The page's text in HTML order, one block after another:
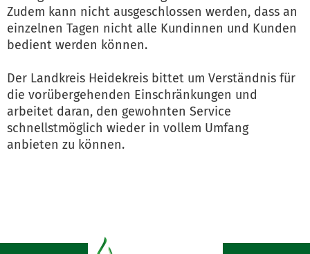
Zudem kann nicht ausgeschlossen werden, dass an
einzelnen Tagen nicht alle Kundinnen und Kunden
bedient werden können.
Der Landkreis Heidekreis bittet um Verständnis für
die vorübergehenden Einschränkungen und
arbeitet daran, den gewohnten Service
schnellstmöglich wieder in vollem Umfang
anbieten zu können.